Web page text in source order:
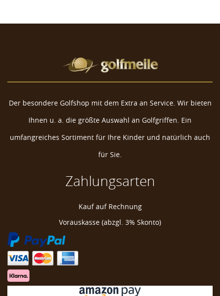
Der besondere Golfshop mit dem Extra an Service. Wir bieten
Ihnen u. a. die größte Auswahl an Golfgriffen. Ein
umfangreiches Sortiment für Ihre Kinder und natürlich auch
für Sie.
Golf Balltäschchen
Zahlungsarten
Kauf auf Rechnung
Vorauskasse (abzgl. 3% Skonto)